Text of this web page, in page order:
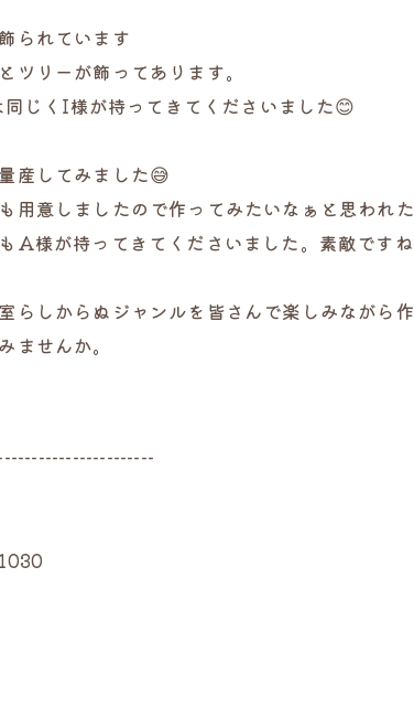
られています
リーが飾ってあります。
じくI様が持ってきてくださいました😊
産してみました😅
用意しましたので作ってみたいなぁと思われ
A様が持ってきてくださいました。素敵ですね
らしからぬジャンルを皆さんで楽しみながら作
ませんか。